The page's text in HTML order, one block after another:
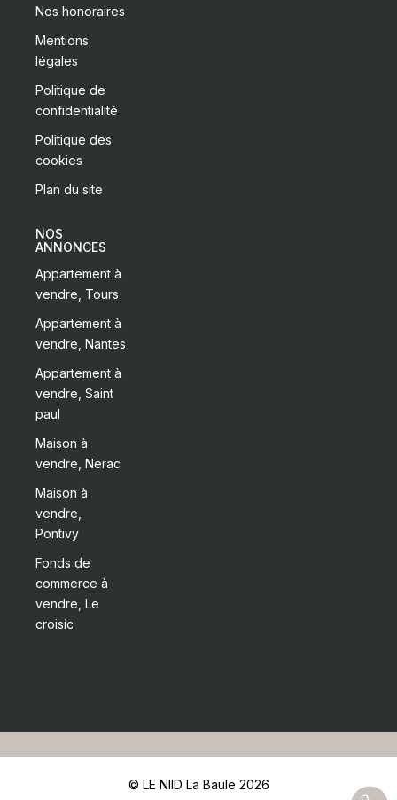
Nos honoraires
Mentions
légales
Politique de
confidentialité
Politique des
cookies
Plan du site
NOS
ANNONCES
Appartement à
vendre, Tours
Appartement à
vendre, Nantes
Appartement à
vendre, Saint
paul
Maison à
vendre, Nerac
Maison à
vendre,
Pontivy
Fonds de
commerce à
vendre, Le
croisic
© LE NIID La Baule 2026